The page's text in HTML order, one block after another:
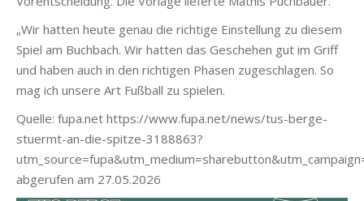
„Wir hatten heute genau die richtige Einstellung zu diesem
Spiel am Buchbach. Wir hatten das Geschehen gut im Griff
und haben auch in den richtigen Phasen zugeschlagen. So
mag ich unsere Art Fußball zu spielen.
Quelle: fupa.net https://www.fupa.net/news/tus-berge-
stuermt-an-die-spitze-3188863?
abgerufen am 27.05.2026